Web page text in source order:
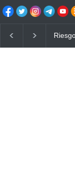
Riesgos